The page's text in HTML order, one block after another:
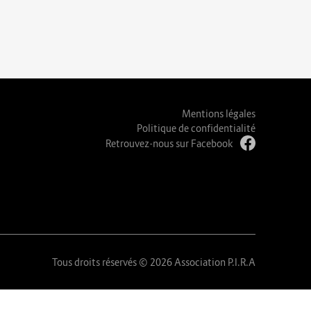
Mentions légales
Politique de confidentialité
Retrouvez-nous sur Facebook
Tous droits réservés © 2026 Association P.I.R.A